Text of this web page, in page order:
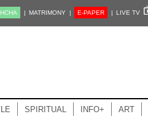
| MATRIMONY | E-PAPER | LIVE TV
SPIRITUAL INFO+ ART